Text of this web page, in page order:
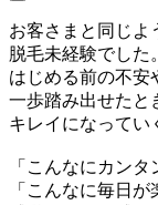
お客さまと同じよ
脱毛未経験でした。
はじめる前の不安
一歩踏み出せたと
キレイになってい
「こんなにカンタ
「こんなに毎日